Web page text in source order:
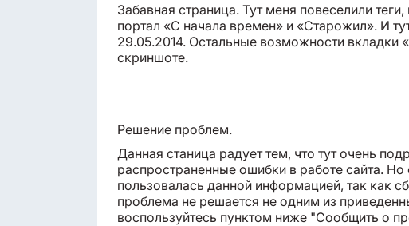
Забавная страница. Тут меня повеселили
портал «С начала времен» и «Старожил». И
29.05.2014. Остальные возможности вкладки
скриншоте.
Решение проблем.
Данная станица радует тем, что тут очень
распространенные ошибки в работе сайта.
пользовалась данной информацией, так как
проблема не решается не одним из
воспользуйтесь пунктом ниже "Сообщить о